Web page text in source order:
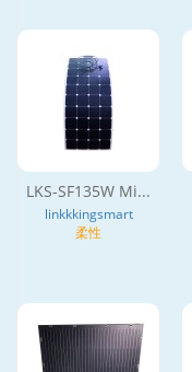
LKS-SF135W Mi...
linkkkingsmart
柔性